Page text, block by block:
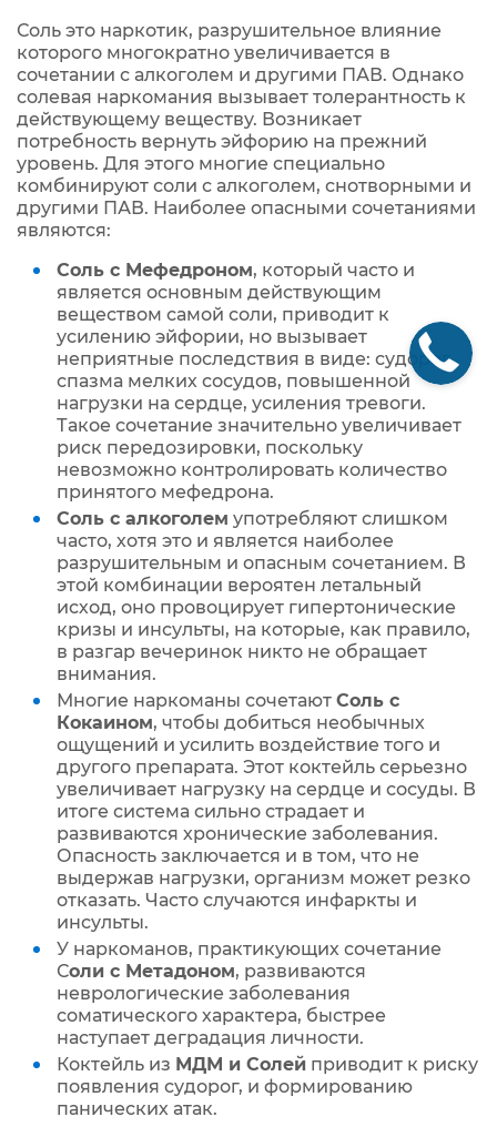
Соль это наркотик, разрушительное влияние
которого многократно увеличивается в
сочетании с алкоголем и другими ПАВ. Однако
солевая наркомания вызывает толерантность к
действующему веществу. Возникает
потребность вернуть эйфорию на прежний
уровень. Для этого многие специально
комбинируют соли с алкоголем, снотворными и
другими ПАВ. Наиболее опасными сочетаниями
являются:
Соль с Мефедроном, который часто и
является основным действующим
веществом самой соли, приводит к
усилению эйфории, но вызывает
неприятные последствия в виде: судорог,
спазма мелких сосудов, повышенной
нагрузки на сердце, усиления тревоги.
Такое сочетание значительно увеличивает
риск передозировки, поскольку
невозможно контролировать количество
принятого мефедрона.
Соль с алкоголем употребляют слишком
часто, хотя это и является наиболее
разрушительным и опасным сочетанием. В
этой комбинации вероятен летальный
исход, оно провоцирует гипертонические
кризы и инсульты, на которые, как правило,
в разгар вечеринок никто не обращает
внимания.
Многие наркоманы сочетают Соль с
Кокаином, чтобы добиться необычных
ощущений и усилить воздействие того и
другого препарата. Этот коктейль серьезно
увеличивает нагрузку на сердце и сосуды. В
итоге система сильно страдает и
развиваются хронические заболевания.
Опасность заключается и в том, что не
выдержав нагрузки, организм может резко
отказать. Часто случаются инфаркты и
инсульты.
У наркоманов, практикующих сочетание
Соли с Метадоном, развиваются
неврологические заболевания
соматического характера, быстрее
наступает деградация личности.
Коктейль из МДМ и Солей приводит к риску
появления судорог, и формированию
панических атак.